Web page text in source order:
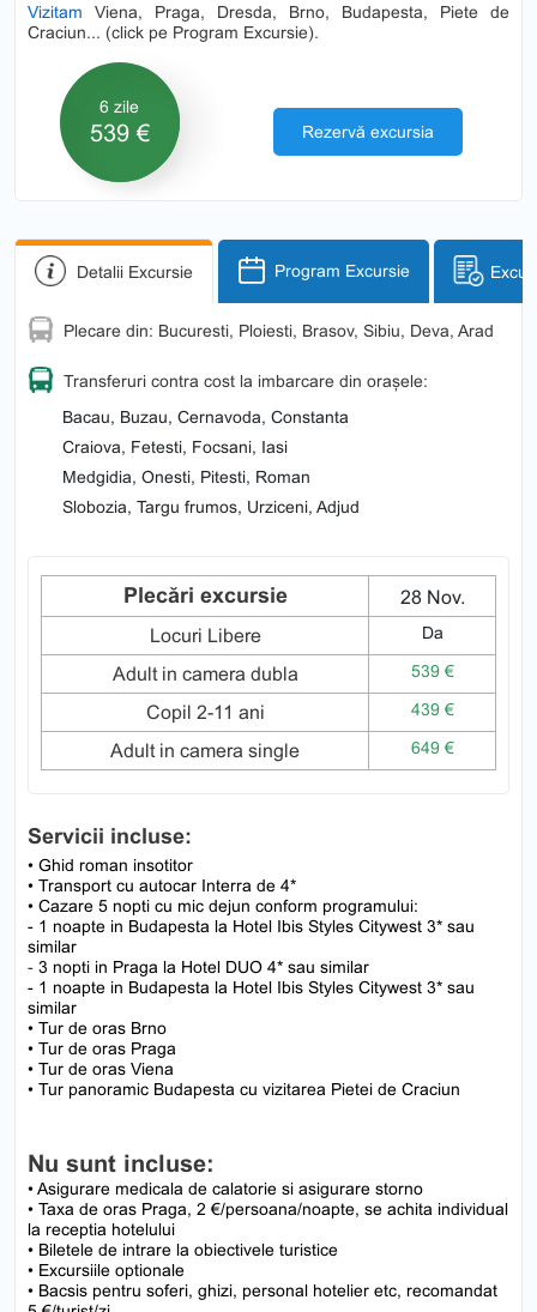
Vizitam Viena, Praga, Dresda, Brno, Budapesta, Piete de
Craciun... (click pe Program Excursie).
6 zile
539 € Rezervă excursia
Detalii Excursie Program Excursie
Plecare din: Bucuresti, Ploiesti, Brasov, Sibiu, Deva, Arad
Transferuri contra cost la imbarcare din orașele:
Bacau, Buzau, Cernavoda, Constanta
Craiova, Fetesti, Focsani, Iasi
Medgidia, Onesti, Pitesti, Roman
Slobozia, Targu frumos, Urziceni, Adjud
Plecări excursie
28 Nov.
Locuri Libere
Da
Adult in camera dubla 539 €
Copil 2-11 ani 439 €
Adult in camera single 649 €
Servicii incluse:
• Ghid roman insotitor
• Transport cu autocar Interra de 4*
• Cazare 5 nopti cu mic dejun conform programului:
- 1 noapte in Budapesta la Hotel Ibis Styles Citywest 3* sau
similar
- 3 nopti in Praga la Hotel DUO 4* sau similar
- 1 noapte in Budapesta la Hotel Ibis Styles Citywest 3* sau
similar
• Tur de oras Brno
• Tur de oras Praga
• Tur de oras Viena
• Tur panoramic Budapesta cu vizitarea Pietei de Craciun
Nu sunt incluse:
• Asigurare medicala de calatorie si asigurare storno
• Taxa de oras Praga, 2 €/persoana/noapte, se achita individual
la receptia hotelului
• Biletele de intrare la obiectivele turistice
• Excursiile optionale
• Bacsis pentru soferi, ghizi, personal hotelier etc, recomandat